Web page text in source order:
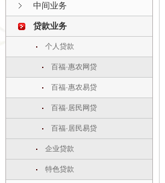
中间业务
贷款业务
个人贷款
百福·惠农网贷
百福·惠农易贷
百福·居民网贷
百福·居民易贷
企业贷款
特色贷款